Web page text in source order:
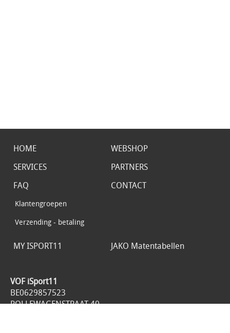
HOME
WEBSHOP
SERVICES
PARTNERS
FAQ
Klantengroepen
Verzending - betaling
CONTACT
MY ISPORT11 JAKO Matentabellen
VOF iSport11
BE0629857523
ROLLEWAGENSTRAAT 40